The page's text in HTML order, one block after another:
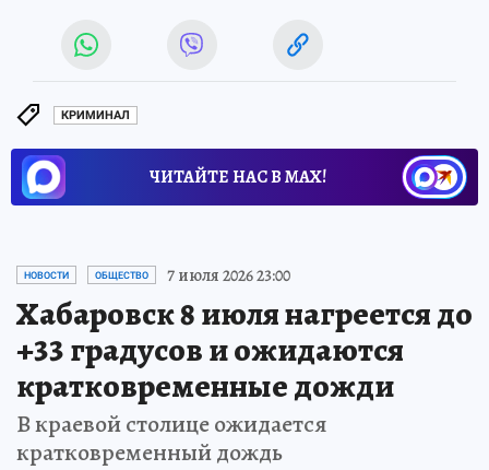
КРИМИНАЛ
ЧИТАЙТЕ НАС В МАХ!
НОВОСТИ ОБЩЕСТВО 7 июля 2026 23:00
Хабаровск 8 июля нагреется до
+33 градусов и ожидаются
кратковременные дожди
В краевой столице ожидается
кратковременный дождь